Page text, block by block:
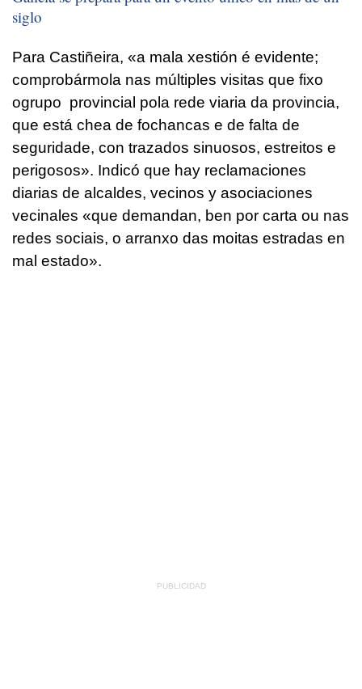
siglo
Para Castiñeira, «a mala xestión é evidente;
comprobármola nas múltiples visitas que fixo
ogrupo provincial pola rede viaria da provincia,
que está chea de fochancas e de falta de
seguridade, con trazados sinuosos, estreitos e
perigosos». Indicó que hay reclamaciones
diarias de alcaldes, vecinos y asociaciones
vecinales «que demandan, ben por carta ou nas
redes sociais, o arranxo das moitas estradas en
mal estado».